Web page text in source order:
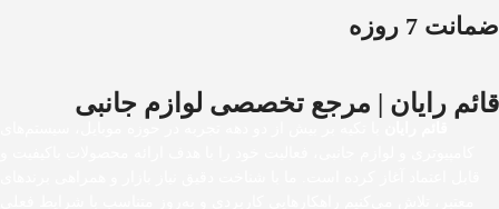
ضمانت 7 روزه
قائم رایان | مرجع تخصصی لوازم جانبی